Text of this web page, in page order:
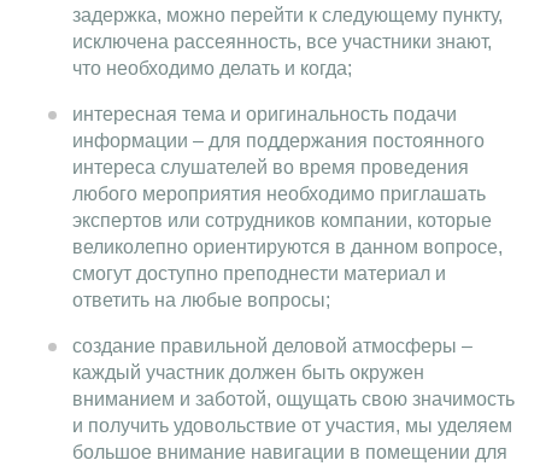
задержка, можно перейти к следующему пункту,
исключена рассеянность, все участники знают,
что необходимо делать и когда;
интересная тема и оригинальность подачи
информации – для поддержания постоянного
интереса слушателей во время проведения
любого мероприятия необходимо приглашать
экспертов или сотрудников компании, которые
великолепно ориентируются в данном вопросе,
смогут доступно преподнести материал и
ответить на любые вопросы;
создание правильной деловой атмосферы –
каждый участник должен быть окружен
вниманием и заботой, ощущать свою значимость
и получить удовольствие от участия, мы уделяем
большое внимание навигации в помещении для